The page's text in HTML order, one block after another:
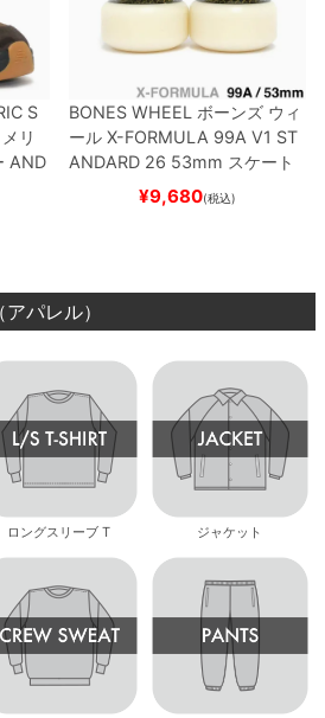
S
リ
AND
ート
BONES WHEEL ボーンズ ウィ
ール X-FORMULA 99A V1 ST
ANDARD 26 53mm スケート
ボード スケボー
¥9,680(税込)
パレル）
ロングスリーブ T ジャケット